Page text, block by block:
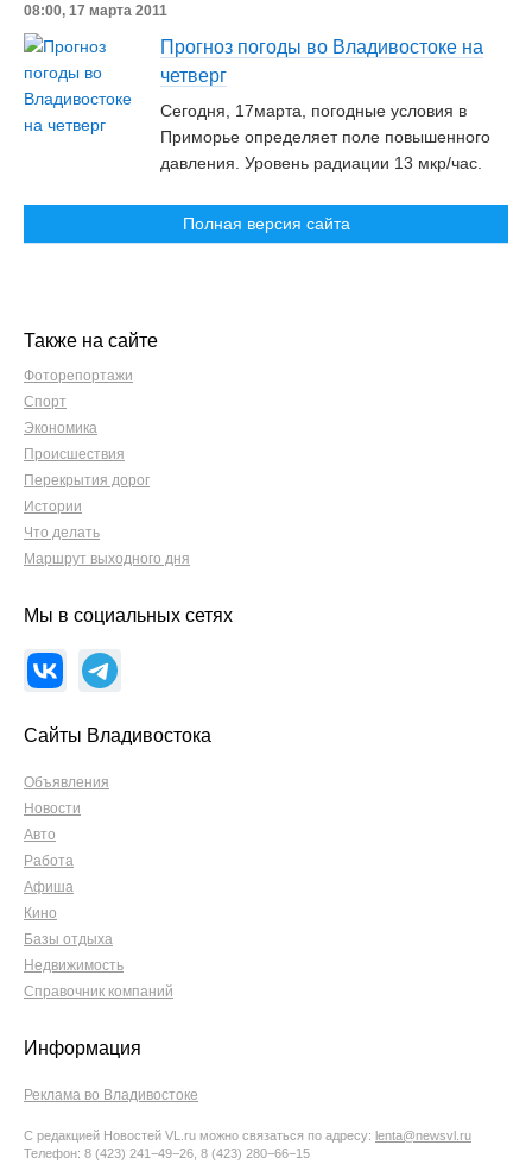
08:00, 17 марта 2011
Прогноз погоды во Владивостоке на
четверг
Сегодня, 17марта, погодные условия в
Приморье определяет поле повышенного
давления. Уровень радиации 13 мкр/час.
Полная версия сайта
Также на сайте
Фоторепортажи
Спорт
Экономика
Происшествия
Перекрытия дорог
Истории
Что делать
Маршрут выходного дня
Мы в социальных сетях
Сайты Владивостока
Объявления
Новости
Авто
Работа
Афиша
Кино
Базы отдыха
Недвижимость
Справочник компаний
Информация
Реклама во Владивостоке
С редакцией Новостей VL.ru можно связаться по адресу: lenta@newsvl.ru
Телефон: 8 (423) 241−49−26, 8 (423) 280−66−15